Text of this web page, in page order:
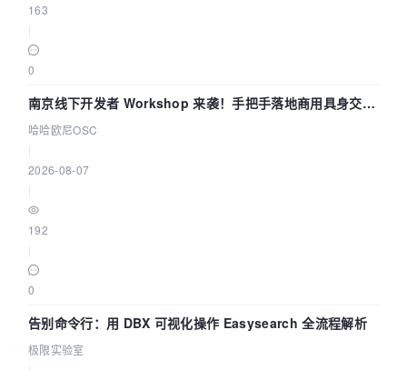
163
0
南京线下开发者 Workshop 来袭！手把手落地商用具身交互
智能 Agent 应用
哈哈欧尼OSC
2026-08-07
192
0
告别命令行：用 DBX 可视化操作 Easysearch 全流程解析
极限实验室